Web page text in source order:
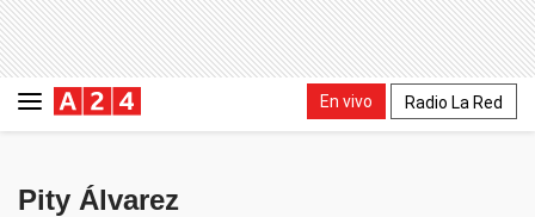
En vivo Radio La Red
Pity Álvarez